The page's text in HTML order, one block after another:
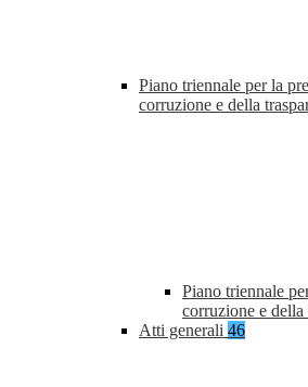
Piano triennale per la
corruzione e della
Piano triennale
corruzione e
Atti generali 46